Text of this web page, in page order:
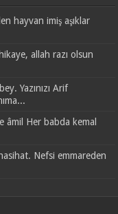
hayvan imiş aşıklar
allah razı olsun
Yazınızı Arif
âmil Her babda kemal
Nefsi emmareden